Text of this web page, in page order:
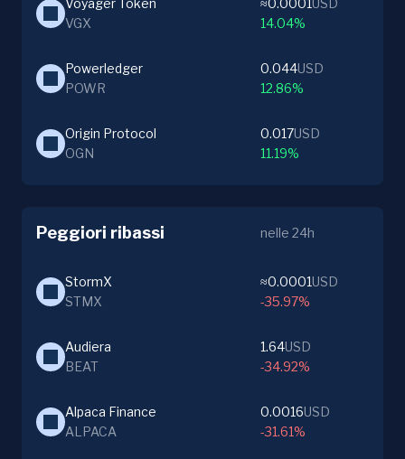
Voyager Token
VGX
≈0.0001USD
14.04%
Powerledger
POWR
0.044USD
12.86%
Origin Protocol
OGN
0.017USD
11.19%
Peggiori ribassi nelle 24h
StormX
STMX
≈0.0001USD
-35.97%
Audiera
BEAT
1.64USD
-34.92%
Alpaca Finance
ALPACA
0.0016USD
-31.61%